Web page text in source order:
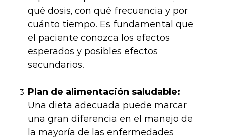
qué dosis, con qué frecuencia y por
cuánto tiempo. Es fundamental que
el paciente conozca los efectos
esperados y posibles efectos
secundarios.
Plan de alimentación saludable:
Una dieta adecuada puede marcar
una gran diferencia en el manejo de
la mayoría de las enfermedades